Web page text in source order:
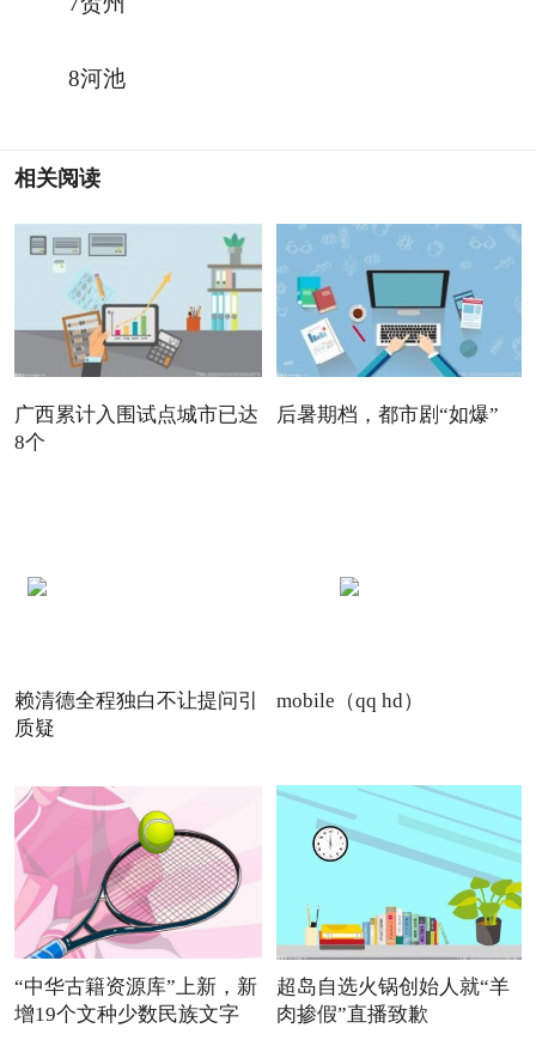
8河池
相关阅读
广西累计入围试点城市已达
8个
后暑期档，都市剧“如爆”
赖清德全程独白不让提问引
质疑
mobile（qq hd）
“中华古籍资源库”上新，新
增19个文种少数民族文字
超岛自选火锅创始人就“羊
肉掺假”直播致歉